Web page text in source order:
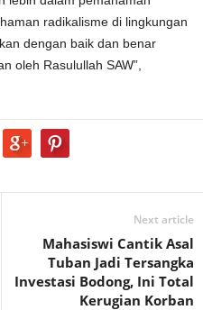
radikalisme di lingkungan
dengan baik dan benar
oleh Rasulullah SAW”,
Next article
Mahasiswi Cantik Asal
Tuban Jadi Tersangka
Investasi Bodong, Ini Total
Kerugian Korban